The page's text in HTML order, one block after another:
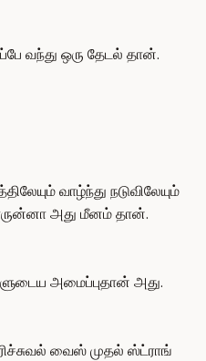
வந்து ஒரு தேடல் தான்.
வாழ்ந்து நடுவிலேயும்
அது மீனம் தான்.
அமைப்புதான் அது.
வைஸ் முதல் ஸ்ட்ராங்